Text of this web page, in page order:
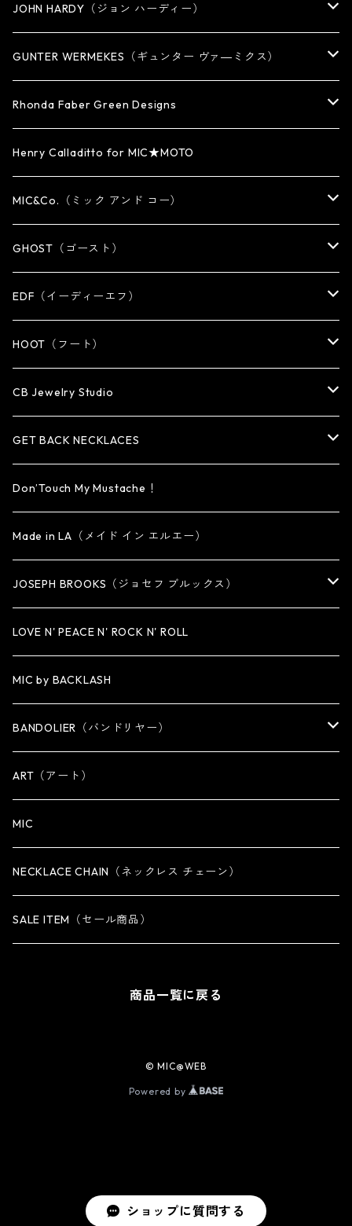
ショップに質問する
PENDANT
BRACELET
WATCH BAND
CUFF・BUNGLE
NECKLACE
KEY CHAIN
WALLET CHAIN
WALLET・CARD CASE
HAT・CAP
OTHER
BRACELET
KEY CHAIN
RING
EARRING
PENDANT
BRACELET/CUFF
NECKLACE
WALLET
WALLET CHAIN
KEY CHAIN
OTHER ITEM
reMIC
JOHN HARDY（ジョン ハーディー）
RING
BRACELET
PENDANT / NECKLACE
GUNTER WERMEKES（ギュンター ヴァ―ミクス）
RING
PENDANT / NECKLACE
EARRING
OTHER
Rhonda Faber Green Designs
RING
PENDANT
EARRING
Henry Calladitto for MIC★MOTO
MIC&Co.（ミック アンド コー）
RING
EARRING
PENDANT
NECKLACE
BRACELET
KEY CHAIN
OTHER
GHOST（ゴースト）
RING
EARRING
PENDANT
NECKLACE
BRACELET
CUFF
KEY CHAIN
WALLET CHAIN
WALLET
OTHER
EDF（イーディーエフ）
RING
PENDANT
CUFF・BANGLE
HOOT（フート）
RING
EARRING
PENDANT
BRACELET
CUFF・BANGLE
NECKLACE
KEY CHAIN
WALLET CHAIN
OTHER
CB Jewelry Studio
RING
EARRING・EAR CUFF
PENDANT
NECKLACE
BRACELET
GET BACK NECKLACES
ORIGINAL COLLECTION
SMALL
MEDIUM
Don’Touch My Mustache！
Made in LA（メイド イン エルエー）
JOSEPH BROOKS（ジョセフ ブルックス）
BRACELET
NECKLACE
LOVE N' PEACE N' ROCK N' ROLL
MIC by BACKLASH
BANDOLIER（バンドリヤー）
iPhone 14専用ケース
iPhone 14 Plus専用ケース
iPhone 14 Pro専用ケース
iPhone 14 Pro Max専用ケース
iPhone 13 Pro専用ケース
iPhone 12 mini専用ケース
ART（アート）
MIC
NECKLACE CHAIN（ネックレス チェーン）
SALE ITEM（セール商品）
商品一覧に戻る
© MIC@WEB
Powered by